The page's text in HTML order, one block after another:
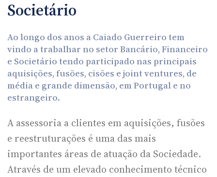
Societário
Ao longo dos anos a Caiado Guerreiro tem
vindo a trabalhar no setor Bancário, Financeiro
e Societário tendo participado nas principais
aquisições, fusões, cisões e joint ventures, de
média e grande dimensão, em Portugal e no
estrangeiro.
A assessoria a clientes em aquisições, fusões
e reestruturações é uma das mais
importantes áreas de atuação da Sociedade.
Através de um elevado conhecimento técnico